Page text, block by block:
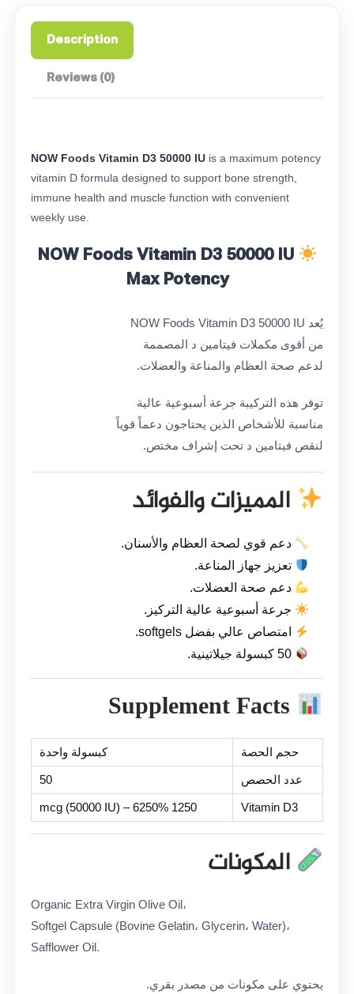
Description
Reviews (0)
NOW Foods Vitamin D3 50000 IU is a maximum potency
vitamin D formula designed to support bone strength,
immune health and muscle function with convenient
weekly use.
NOW Foods Vitamin D3 50000 IU
Max Potency
يُعد NOW Foods Vitamin D3 50000 IU
من أقوى مكملات فيتامين د المصممة
لدعم صحة العظام والمناعة والعضلات.
توفر هذه التركيبة جرعة أسبوعية عالية
مناسبة للأشخاص الذين يحتاجون دعماً قوياً
لنقص فيتامين د تحت إشراف مختص.
المميزات والفوائد
دعم قوي لصحة العظام والأسنان.
تعزيز جهاز المناعة.
دعم صحة العضلات.
جرعة أسبوعية عالية التركيز.
امتصاص عالي بفضل softgels.
50 كبسولة جيلاتينية.
حجم الحصة كبسولة واحدة
عدد الحصص 50
Vitamin D3
1250 mcg (50000 IU) – 6250%
المكونات
Organic Extra Virgin Olive Oil،
Softgel Capsule (Bovine Gelatin، Glycerin، Water)،
Safflower Oil.
يحتوي على مكونات من مصدر بقري.